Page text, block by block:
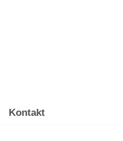
Kontakt